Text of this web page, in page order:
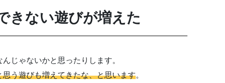
きない遊びが増えた
じゃないかと思ったりします。
う遊びも増えてきたな、と思います。